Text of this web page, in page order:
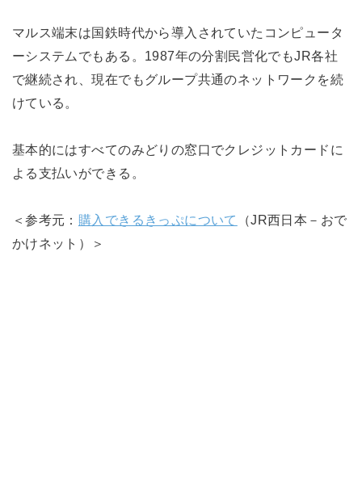
マルス端末は国鉄時代から導入されていたコンピュータ
ーシステムでもある。1987年の分割民営化でもJR各社
で継続され、現在でもグループ共通のネットワークを続
けている。
基本的にはすべてのみどりの窓口でクレジットカードに
よる支払いができる。
＜参考元： 購入できるきっぷについて
（JR西日本－おで
かけネット）＞